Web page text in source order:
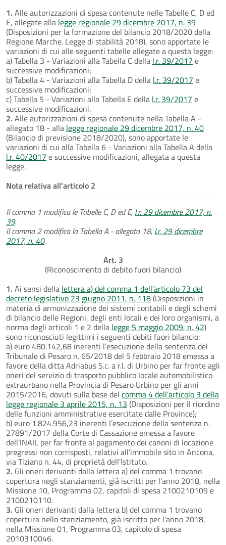
1. Alle autorizzazioni di spesa contenute nelle Tabelle C, D ed
E, allegate alla legge regionale 29 dicembre 2017, n. 39
(Disposizioni per la formazione del bilancio 2018/2020 della
Regione Marche. Legge di stabilità 2018), sono apportate le
variazioni di cui alle seguenti tabelle allegate a questa legge:
a) Tabella 3 - Variazioni alla Tabella C della l.r. 39/2017 e
successive modificazioni;
b) Tabella 4 - Variazioni alla Tabella D della l.r. 39/2017 e
successive modificazioni;
c) Tabella 5 - Variazioni alla Tabella E della l.r. 39/2017 e
successive modificazioni.
2. Alle autorizzazioni di spesa contenute nella Tabella A -
allegato 18 - alla legge regionale 29 dicembre 2017, n. 40
(Bilancio di previsione 2018/2020), sono apportate le
variazioni di cui alla Tabella 6 - Variazioni alla Tabella A della
l.r. 40/2017 e successive modificazioni, allegata a questa
legge.
Nota relativa all'articolo 2
Il comma 1 modifica le Tabelle C, D ed E, l.r. 29 dicembre 2017, n.
39.
Il comma 2 modifica la Tabella A - allegato 18, l.r. 29 dicembre
2017, n. 40.
Art. 3
(Riconoscimento di debito fuori bilancio)
1. Ai sensi della lettera a) del comma 1 dell’articolo 73 del
decreto legislativo 23 giugno 2011, n. 118(Disposizioni in
materia di armonizzazione dei sistemi contabili e degli schemi
di bilancio delle Regioni, degli enti locali e dei loro organismi, a
norma degli articoli 1 e 2 della legge 5 maggio 2009, n. 42)
sono riconosciuti legittimi i seguenti debiti fuori bilancio:
a) euro 480.142,68 inerenti l’esecuzione della sentenza del
Tribunale di Pesaro n. 65/2018 del 5 febbraio 2018 emessa a
favore della ditta Adriabus S.c. a r.l. di Urbino per far fronte agli
oneri del servizio di trasporto pubblico locale automobilistico
extraurbano nella Provincia di Pesaro Urbino per gli anni
2015/2016, dovuti sulla base del comma 4 dell’articolo 3 della
legge regionale 3 aprile 2015, n. 13 (Disposizioni per il riordino
delle funzioni amministrative esercitate dalle Province);
b) euro 1.824.956,23 inerenti l’esecuzione della sentenza n.
27891/2017 della Corte di Cassazione emessa a favore
dell’INAIL per far fronte al pagamento dei canoni di locazione
pregressi non corrisposti, relativi all’immobile sito in Ancona,
via Tiziano n. 44, di proprietà dell’Istituto.
2. Gli oneri derivanti dalla lettera a) del comma 1 trovano
copertura negli stanziamenti, già iscritti per l’anno 2018, nella
Missione 10, Programma 02, capitoli di spesa 2100210109 e
2100210110.
3. Gli oneri derivanti dalla lettera b) del comma 1 trovano
copertura nello stanziamento, già iscritto per l’anno 2018,
nella Missione 01, Programma 03, capitolo di spesa
2010310046.